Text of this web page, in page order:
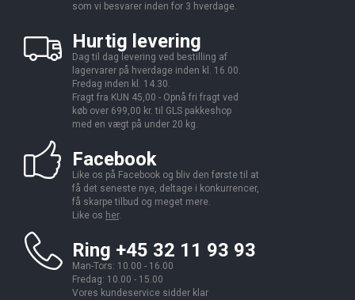
som vi besvarer inden for 3 hverdage.
Hurtig levering
Dag til dag levering ved bestilling af
lagervarer på hverdage inden kl. 16.00.
Fredag inden kl. 14.30.
Fragt fra KUN 45,00 - Opnå fri fragt ved
køb over 699,00 kr. til GLS pakkeshop
med en vægt på under 20 kg.
Facebook
Like os på Facebook og bliv den første til at
få det seneste nye, deltage i konkurrencer,
få skarpe tilbud og meget mere.
Like os her.
Ring +45 32 11 93 93
Man-Tors: 10.00 - 16.00
Fredag: 10.00 - 15.00
Vores kundeservice sidder klar